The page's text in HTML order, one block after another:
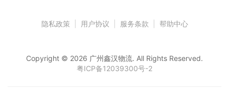
隐私政策 用户协议 服务条款 帮助中心
Copyright © 2026 广州鑫汉物流. All Rights Reserved.
粤ICP备12039300号-2